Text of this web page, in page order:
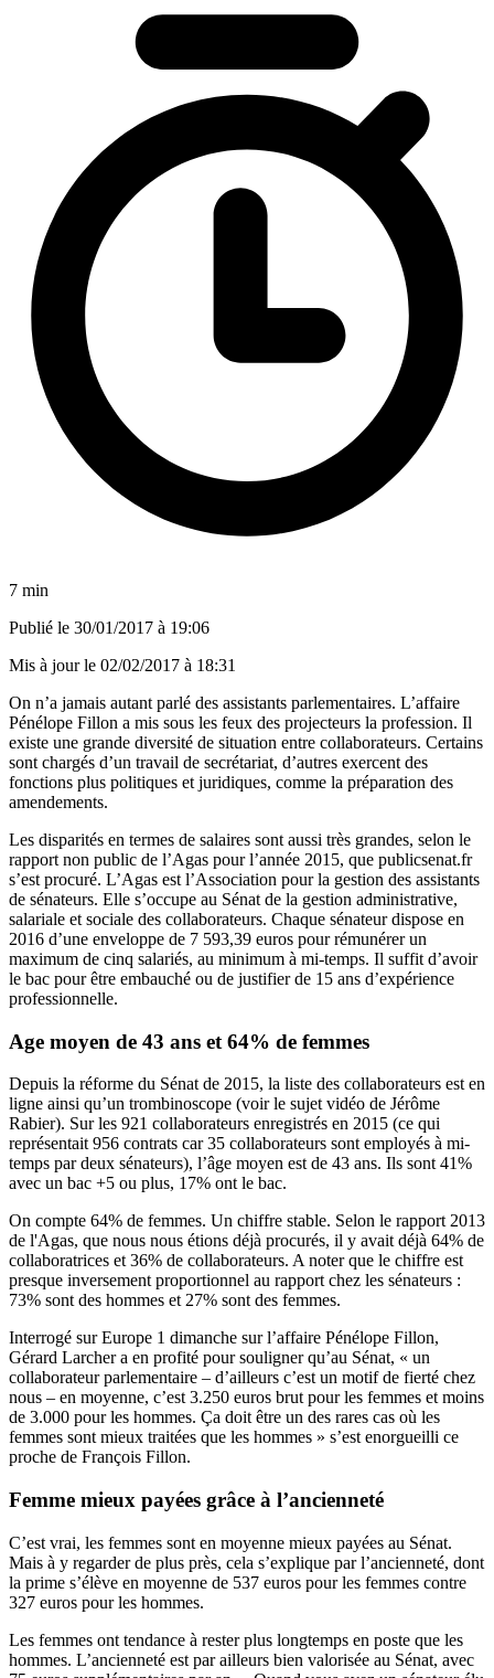
7 min
Publié le 30/01/2017 à 19:06
Mis à jour le 02/02/2017 à 18:31
On n’a jamais autant parlé des assistants parlementaires. L’affaire
Pénélope Fillon a mis sous les feux des projecteurs la profession. Il
existe une grande diversité de situation entre collaborateurs. Certains
sont chargés d’un travail de secrétariat, d’autres exercent des
fonctions plus politiques et juridiques, comme la préparation des
amendements.
Les disparités en termes de salaires sont aussi très grandes, selon le
rapport non public de l’Agas pour l’année 2015, que publicsenat.fr
s’est procuré. L’Agas est l’Association pour la gestion des assistants
de sénateurs. Elle s’occupe au Sénat de la gestion administrative,
salariale et sociale des collaborateurs. Chaque sénateur dispose en
2016 d’une enveloppe de 7 593,39 euros pour rémunérer un
maximum de cinq salariés, au minimum à mi-temps. Il suffit d’avoir
le bac pour être embauché ou de justifier de 15 ans d’expérience
professionnelle.
Age moyen de 43 ans et 64% de femmes
Depuis la réforme du Sénat de 2015, la liste des collaborateurs est en
ligne ainsi qu’un trombinoscope (voir le sujet vidéo de Jérôme
Rabier). Sur les 921 collaborateurs enregistrés en 2015 (ce qui
représentait 956 contrats car 35 collaborateurs sont employés à mi-
temps par deux sénateurs), l’âge moyen est de 43 ans. Ils sont 41%
avec un bac +5 ou plus, 17% ont le bac.
On compte 64% de femmes. Un chiffre stable. Selon le rapport 2013
de l'Agas, que nous nous étions déjà procurés, il y avait déjà 64% de
collaboratrices et 36% de collaborateurs. A noter que le chiffre est
presque inversement proportionnel au rapport chez les sénateurs :
73% sont des hommes et 27% sont des femmes.
Interrogé sur Europe 1 dimanche sur l’affaire Pénélope Fillon,
Gérard Larcher a en profité pour souligner qu’au Sénat, « un
collaborateur parlementaire – d’ailleurs c’est un motif de fierté chez
nous – en moyenne, c’est 3.250 euros brut pour les femmes et moins
de 3.000 pour les hommes. Ça doit être un des rares cas où les
femmes sont mieux traitées que les hommes » s’est enorgueilli ce
proche de François Fillon.
Femme mieux payées grâce à l’ancienneté
C’est vrai, les femmes sont en moyenne mieux payées au Sénat.
Mais à y regarder de plus près, cela s’explique par l’ancienneté, dont
la prime s’élève en moyenne de 537 euros pour les femmes contre
327 euros pour les hommes.
Les femmes ont tendance à rester plus longtemps en poste que les
hommes. L’ancienneté est par ailleurs bien valorisée au Sénat, avec